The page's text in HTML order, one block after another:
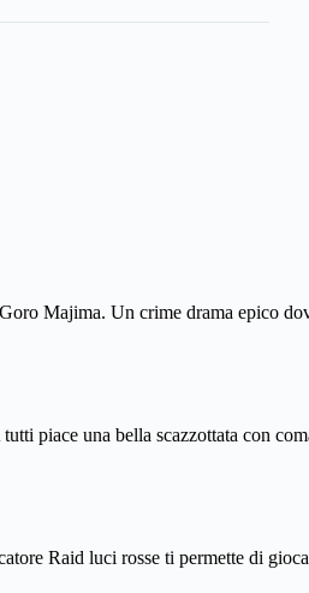
Majima. Un crime drama epico
piace una bella scazzottata con
Raid luci rosse ti permette di